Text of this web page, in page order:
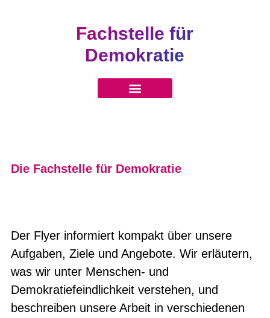
Fachstelle für
Demokratie
Die Fachstelle für Demokratie
Der Flyer informiert kompakt über unsere
Aufgaben, Ziele und Angebote. Wir erläutern,
was wir unter Menschen- und
Demokratiefeindlichkeit verstehen, und
beschreiben unsere Arbeit in verschiedenen